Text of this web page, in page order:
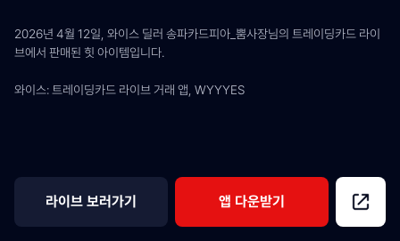
2026년 4월 12일, 와이스 딜러 송파카드피아_뿜사장님의 트레이딩카드 라이
브에서 판매된 힛 아이템입니다.
와이스: 트레이딩카드 라이브 거래 앱, WYYYES
라이브 보러가기 앱 다운받기